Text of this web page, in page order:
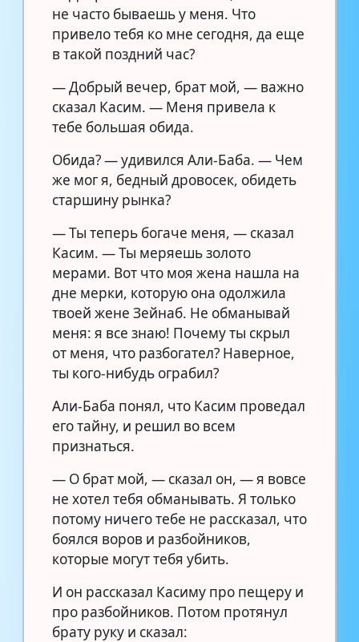
не часто бываешь у меня. Что
привело тебя ко мне сегодня, да еще
в такой поздний час?
— Добрый вечер, брат мой, — важно
сказал Касим. — Меня привела к
тебе большая обида.
Обида? — удивился Али-Баба. — Чем
же мог я, бедный дровосек, обидеть
старшину рынка?
— Ты теперь богаче меня, — сказал
Касим. — Ты меряешь золото
мерами. Вот что моя жена нашла на
дне мерки, которую она одолжила
твоей жене Зейнаб. Не обманывай
меня: я все знаю! Почему ты скрыл
от меня, что разбогател? Наверное,
ты кого-нибудь ограбил?
Али-Баба понял, что Касим проведал
его тайну, и решил во всем
признаться.
— О брат мой, — сказал он, — я вовсе
не хотел тебя обманывать. Я только
потому ничего тебе не рассказал, что
боялся воров и разбойников,
которые могут тебя убить.
И он рассказал Касиму про пещеру и
про разбойников. Потом протянул
брату руку и сказал: